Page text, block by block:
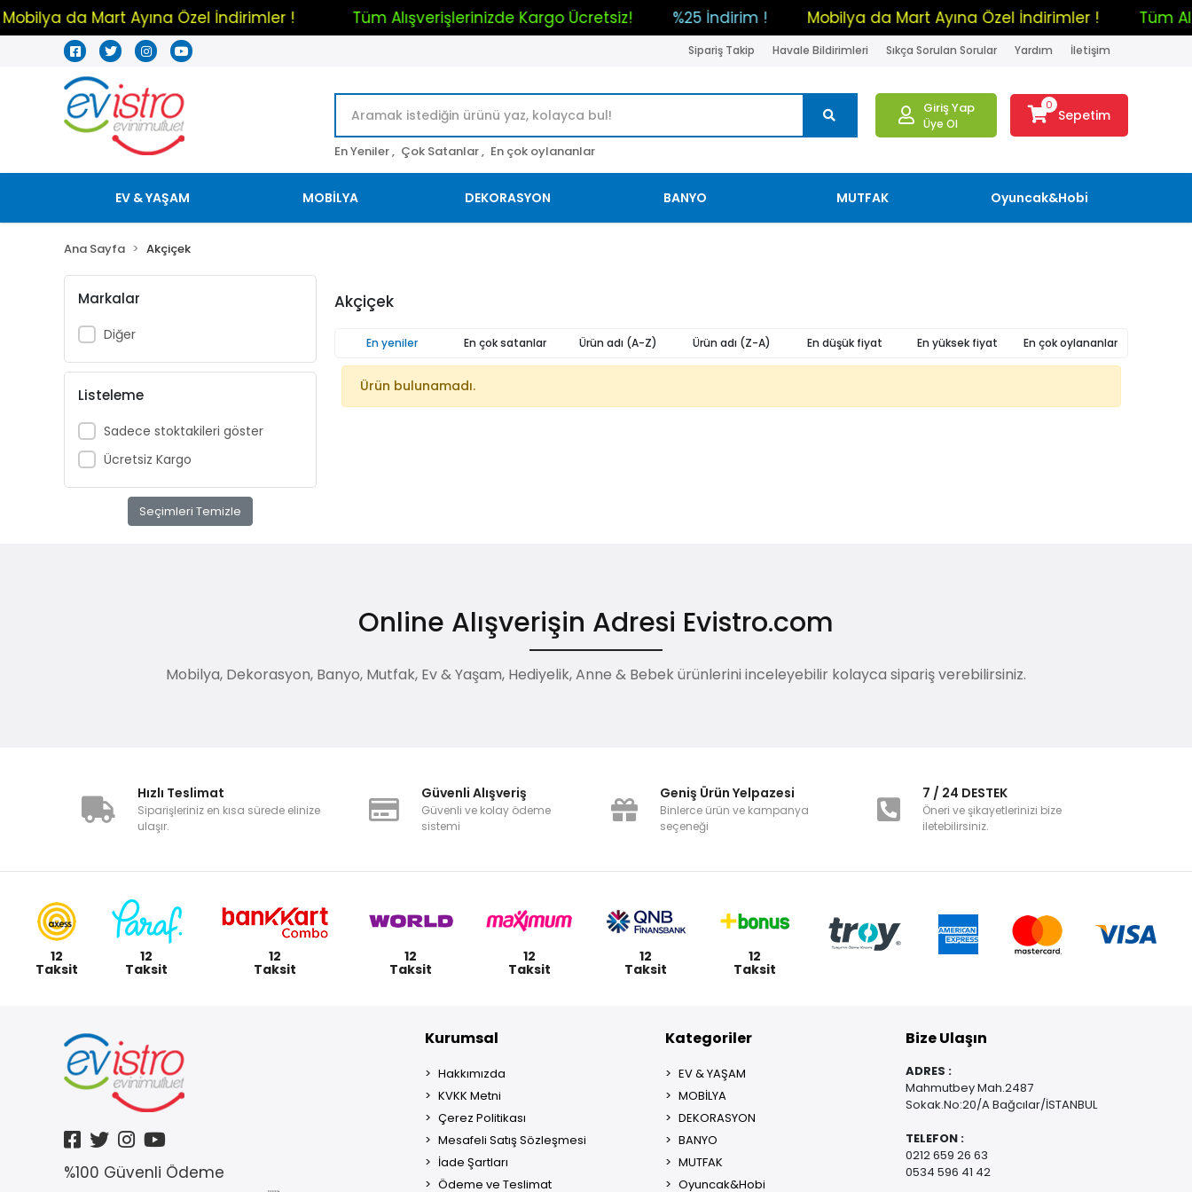
Mobilya da Mart Ayına Özel İndirimler ! Tüm Alışverişlerinizde Kargo Ücretsiz! %25 İndirim ! Mobilya da Mart Ayına Özel İndirimler !
Sipariş Takip Havale Bildirimleri Sıkça Sorulan Sorular Yardım İletişim
En Yeniler , Çok Satanlar , En çok oylananlar
Giriş Yap
Üye Ol
0
Sepetim
EV & YAŞAM MOBİLYA DEKORASYON BANYO MUTFAK Oyuncak&Hobi
Ana Sayfa Akçiçek
Markalar
Diğer
Listeleme
Sadece stoktakileri göster
Ücretsiz Kargo
Seçimleri Temizle
Akçiçek
En yeniler En çok satanlar Ürün adı (A-Z) Ürün adı (Z-A) En düşük fiyat En yüksek fiyat En çok oylananlar
Ürün bulunamadı.
Online Alışverişin Adresi Evistro.com
Mobilya, Dekorasyon, Banyo, Mutfak, Ev & Yaşam, Hediyelik, Anne & Bebek ürünlerini inceleyebilir kolayca sipariş verebilirsiniz.
Hızlı Teslimat
Siparişleriniz en kısa sürede elinize
ulaşır.
Güvenli Alışveriş
Güvenli ve kolay ödeme
sistemi
Geniş Ürün Yelpazesi
Binlerce ürün ve kampanya
seçeneği
7 / 24 DESTEK
Öneri ve şikayetlerinizi bize
iletebilirsiniz.
12
Taksit
12
Taksit
12
Taksit
12
Taksit
12
Taksit
12
Taksit
12
Taksit
%100 Güvenli Ödeme
Kurumsal
Hakkımızda
KVKK Metni
Çerez Politikası
Mesafeli Satış Sözleşmesi
İade Şartları
Ödeme ve Teslimat
Kategoriler
EV & YAŞAM
MOBİLYA
DEKORASYON
BANYO
MUTFAK
Oyuncak&Hobi
Bize Ulaşın
ADRES :
Mahmutbey Mah.2487
Sokak.No:20/A Bağcılar/İSTANBUL
TELEFON :
0212 659 26 63
0534 596 41 42